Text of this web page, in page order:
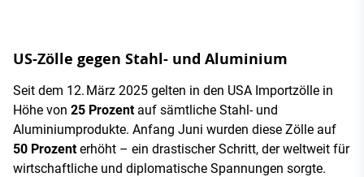
US-Zölle gegen Stahl- und Aluminium
Seit dem 12. März 2025 gelten in den USA Importzölle in
Höhe von 25 Prozentauf sämtliche Stahl- und
Aluminiumprodukte. Anfang Juni wurden diese Zölle auf
50 Prozenterhöht – ein drastischer Schritt, der weltweit für
wirtschaftliche und diplomatische Spannungen sorgte.